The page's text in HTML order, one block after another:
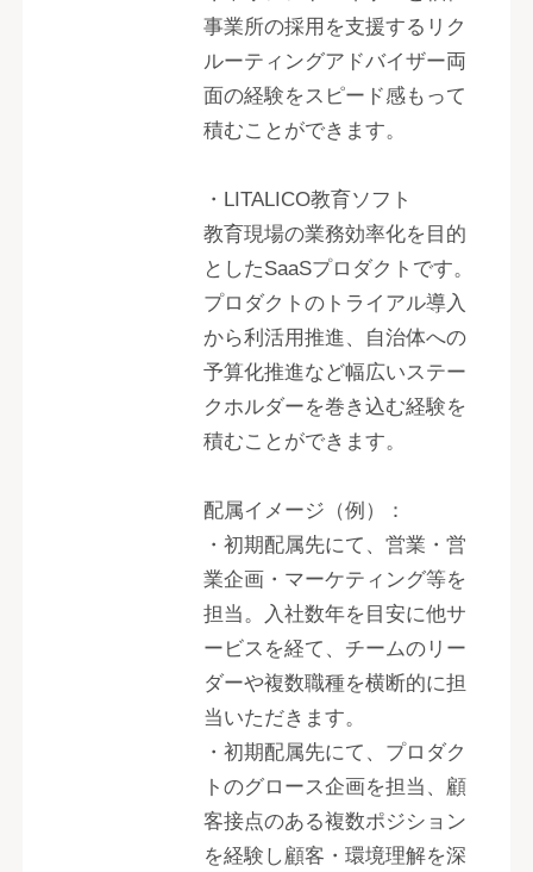
事業所の採用を支援するリク
ルーティングアドバイザー両
面の経験をスピード感もって
積むことができます。
・LITALICO教育ソフト
教育現場の業務効率化を⽬的
としたSaaSプロダクトです。
プロダクトのトライアル導入
から利活用推進、自治体への
予算化推進など幅広いステー
クホルダーを巻き込む経験を
積むことができます。
配属イメージ（例）：
・初期配属先にて、営業・営
業企画・マーケティング等を
担当。入社数年を目安に他サ
ービスを経て、チームのリー
ダーや複数職種を横断的に担
当いただきます。
・初期配属先にて、プロダク
トのグロース企画を担当、顧
客接点のある複数ポジション
を経験し顧客・環境理解を深